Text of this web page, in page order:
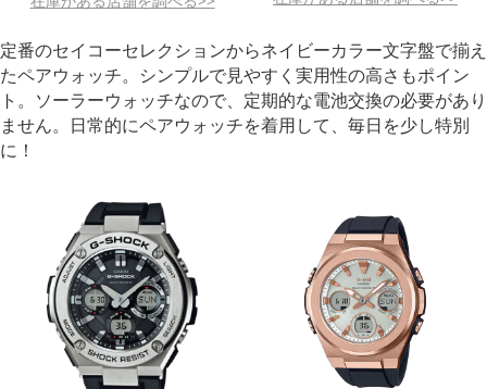
定番のセイコーセレクションからネイビーカラー文字盤で揃え
たペアウォッチ。シンプルで見やすく実用性の高さもポイン
ト。ソーラーウォッチなので、定期的な電池交換の必要があり
ません。日常的にペアウォッチを着用して、毎日を少し特別
に！